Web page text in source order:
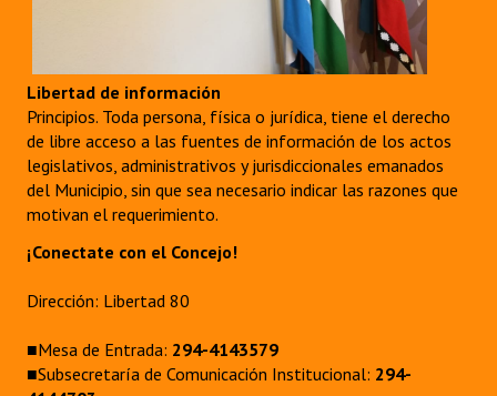
Libertad de información
Principios. Toda persona, física o jurídica, tiene el derecho
de libre acceso a las fuentes de información de los actos
legislativos, administrativos y jurisdiccionales emanados
del Municipio, sin que sea necesario indicar las razones que
motivan el requerimiento.
¡Conectate con el Concejo!
Dirección: Libertad 80
■Mesa de Entrada: 294-4143579
■Subsecretaría de Comunicación Institucional: 294-